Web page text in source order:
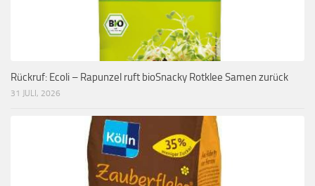
Rückruf: Ecoli – Rapunzel ruft bioSnacky Rotklee Samen zurück
31 JULI, 2026